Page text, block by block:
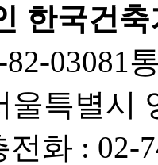
한국건축
03081
울특별시
전화 : 02-